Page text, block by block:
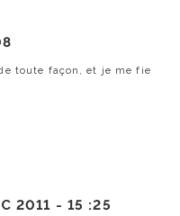
toute façon, et je me fie
2011 - 15 :25